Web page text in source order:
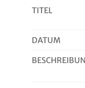
TITEL
DATUM